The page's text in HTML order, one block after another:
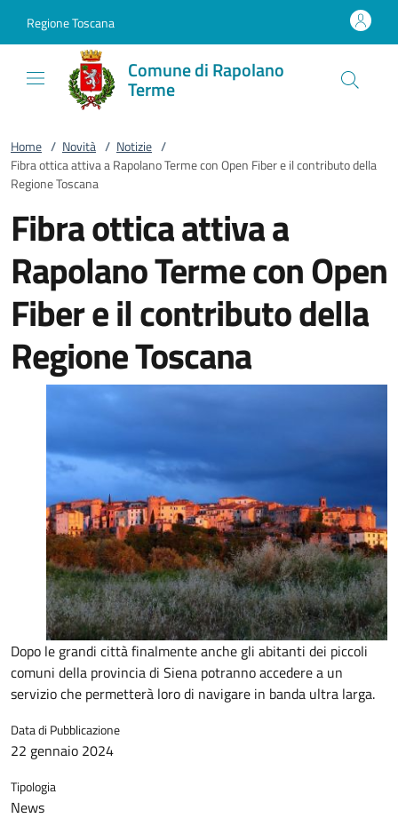
Regione Toscana
Comune di Rapolano
Terme
Home / Novità / Notizie /
Fibra ottica attiva a Rapolano Terme con Open Fiber e il contributo della
Regione Toscana
Fibra ottica attiva a
Rapolano Terme con Open
Fiber e il contributo della
Regione Toscana
Dopo le grandi città finalmente anche gli abitanti dei piccoli
comuni della provincia di Siena potranno accedere a un
servizio che permetterà loro di navigare in banda ultra larga.
Data di Pubblicazione
22 gennaio 2024
Tipologia
News